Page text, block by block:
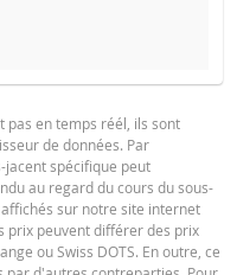
DU
CAPITAL
1,68
1,82 PDF
pas en temps réél, ils sont
de données. Par
jacent spécifique peut
au regard du cours du sous-
sur notre site internet
prix peuvent différer des prix
ou Swiss DOTS. En outre, ce